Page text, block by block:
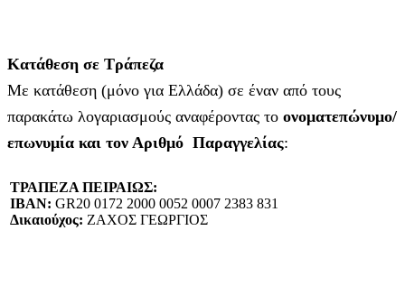
Κατάθεση σε Τράπεζα
Με κατάθεση (μόνο για Ελλάδα) σε έναν από τους
παρακάτω λογαριασμούς αναφέροντας το ονοματεπώνυμο/
επωνυμία και τον Αριθμό Παραγγελίας:
ΤΡΑΠΕΖΑ ΠΕΙΡΑΙΩΣ:
IBAN: GR20 0172 2000 0052 0007 2383 831
Δικαιούχος: ΖΑΧΟΣ ΓΕΩΡΓΙΟΣ